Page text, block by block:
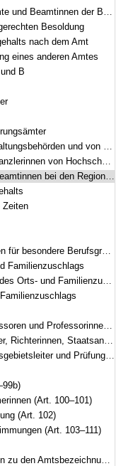
A und B (Art. 19–38)
Besoldung
nach dem Amt
eines anderen Amtes
B
oder beruflichen Schulen
von Hochschulen
der Deutschen Rentenversicherung
Zeiten
besondere Berufsgruppen
Familienzuschlags
und Familienzuschlags
sowie hauptberufliche Mitglieder von Hochschulleitungen (Art. 39–43)
und Staatsanwältinnen (Art. 44–49)
beim Bayerischen Obersten Rechnungshof (Art. 50)
(Art. 100–101)
(Art. 102)
(Art. 103–111)
den Amtsbezeichnungen